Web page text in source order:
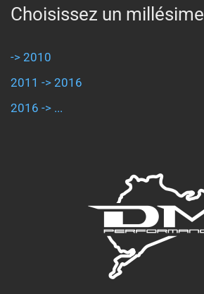
Choisissez un millésime
-> 2010
2011 -> 2016
2016 -> ...